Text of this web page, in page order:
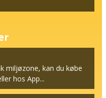
miljøzone, kan du købe
hos App...